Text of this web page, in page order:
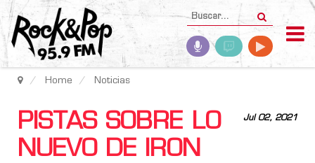
Home Noticias
Jul 02, 2021
PISTAS SOBRE LO
NUEVO DE IRON